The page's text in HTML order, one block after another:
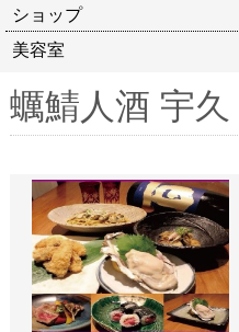
ショップ
美容室
蠣鯖人酒 宇久